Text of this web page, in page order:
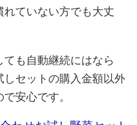
ていない方でも大丈
も自動継続にはなら
セットの購入金額以外
安心です。